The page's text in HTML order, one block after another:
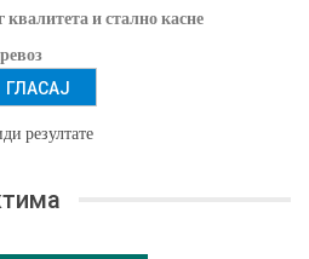
и стално касне
резултате